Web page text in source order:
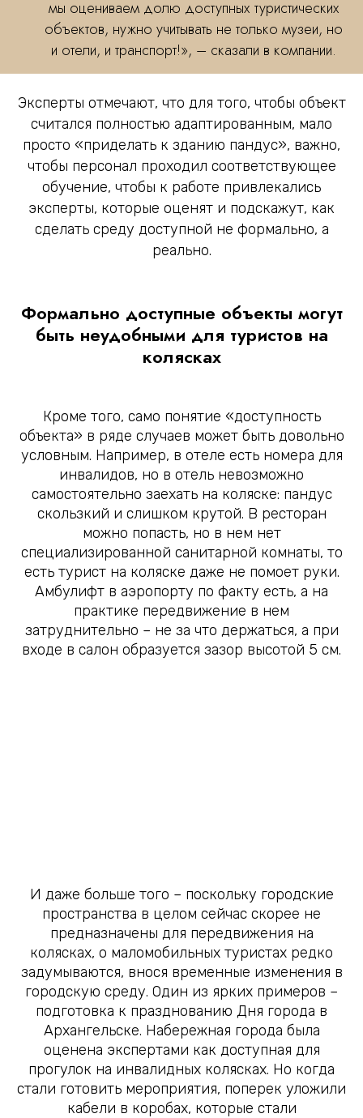
мы оцениваем долю доступных туристических
объектов, нужно учитывать не только музеи, но
и отели, и транспорт!», – сказали в компании.
Эксперты отмечают, что для того, чтобы объект
считался полностью адаптированным, мало
просто «приделать к зданию пандус», важно,
чтобы персонал проходил соответствующее
обучение, чтобы к работе привлекались
эксперты, которые оценят и подскажут, как
сделать среду доступной не формально, а
реально.
Формально доступные объекты могут
быть неудобными для туристов на
колясках
Кроме того, само понятие «доступность
объекта» в ряде случаев может быть довольно
условным. Например, в отеле есть номера для
инвалидов, но в отель невозможно
самостоятельно заехать на коляске: пандус
скользкий и слишком крутой. В ресторан
можно попасть, но в нем нет
специализированной санитарной комнаты, то
есть турист на коляске даже не помоет руки.
Амбулифт в аэропорту по факту есть, а на
практике передвижение в нем
затруднительно – не за что держаться, а при
входе в салон образуется зазор высотой 5 см.
И даже больше того – поскольку городские
пространства в целом сейчас скорее не
предназначены для передвижения на
колясках, о маломобильных туристах редко
задумываются, внося временные изменения в
городскую среду. Один из ярких примеров –
подготовка к празднованию Дня города в
Архангельске. Набережная города была
оценена экспертами как доступная для
прогулок на инвалидных колясках. Но когда
стали готовить мероприятия, поперек уложили
кабели в коробах, которые стали